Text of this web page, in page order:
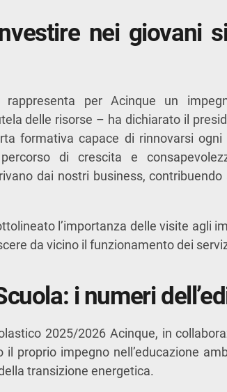
nei giovani
per Acinque un
delle risorse – ha dichiarato il
formativa capace di rinnovarsi
di crescita e
dai nostri business,
l’importanza delle visite agli
da vicino il funzionamento dei
i numeri
2025/2026 Acinque, in
il proprio impegno nell’educazione
transizione energetica.